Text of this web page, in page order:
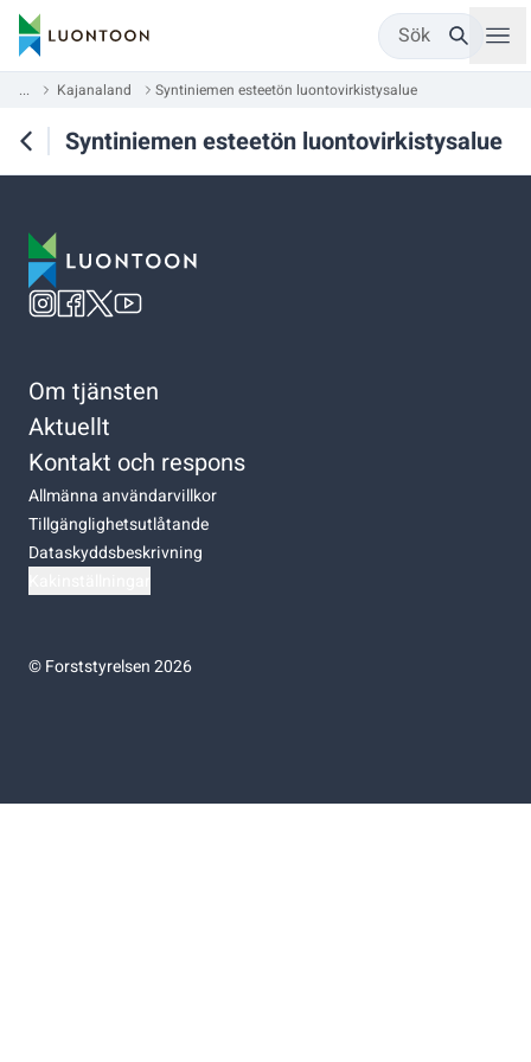
Sök
... Kajanaland Syntiniemen esteetön luontovirkistysalue
Syntiniemen esteetön luontovirkistysalue
Om tjänsten
Aktuellt
Kontakt och respons
Allmänna användarvillkor
Tillgänglighetsutlåtande
Dataskyddsbeskrivning
©Forststyrelsen 2026